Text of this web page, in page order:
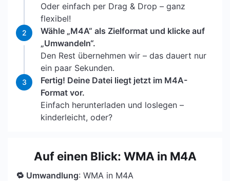
Oder einfach per Drag & Drop – ganz
flexibel!
2
Wähle „M4A“ als Zielformat und klicke auf
„Umwandeln“.
Den Rest übernehmen wir – das dauert nur
ein paar Sekunden.
3
Fertig! Deine Datei liegt jetzt im M4A-
Format vor.
Einfach herunterladen und loslegen –
kinderleicht, oder?
Auf einen Blick: WMA in M4A
🔁 Umwandlung: WMA in M4A